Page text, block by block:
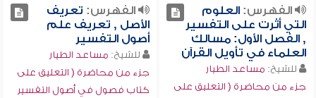
الفهرس:العلوم
التي أثرت على التفسير
, الفصل الأول: مسالك
العلماء في تأويل القرآن
للشيخ: مساعد الطيار
جزء من محاضرة ( التعليق على
الفهرس: تعريف
الأصل , تعريف علم
أصول التفسير
للشيخ: مساعد الطيار
جزء من محاضرة ( التعليق على
كتاب فصول في أصول التفسير